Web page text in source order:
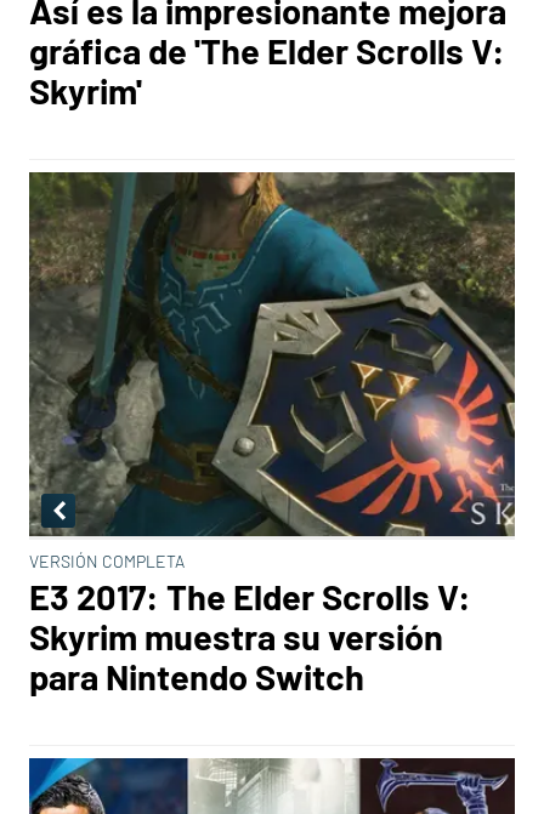
Así es la impresionante mejora
gráfica de 'The Elder Scrolls V:
Skyrim'
VERSIÓN COMPLETA
E3 2017: The Elder Scrolls V:
Skyrim muestra su versión
para Nintendo Switch